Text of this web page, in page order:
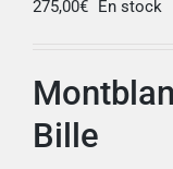
275,00€ En stock
Bille